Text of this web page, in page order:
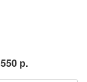
550 р.